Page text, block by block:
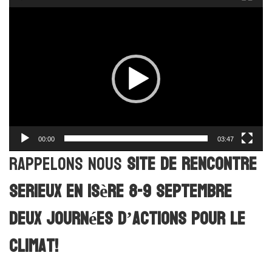
00:00 03:47
Rappelons noussite de rencontre
serieux en isère8-9 septembre
Deux journées d’actions pour le
climat!